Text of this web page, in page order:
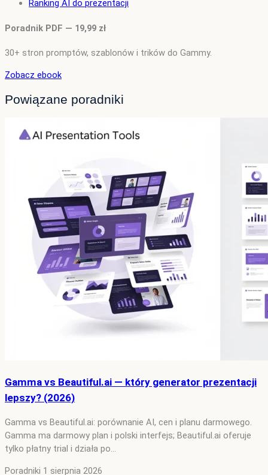
Ranking AI do prezentacji
Poradnik PDF — 19,99 zł
30+ stron promptów, szablonów i trików do Gammy.
Zobacz ebook
Powiązane poradniki
Gamma vs Beautiful.ai — który generator prezentacji
lepszy? (2026)
Gamma vs Beautiful.ai: porównanie AI, cen i planu darmowego.
Gamma ma darmowy plan i polski interfejs; Beautiful.ai oferuje
tylko płatny trial i działa po…
Poradniki 1 sierpnia 2026